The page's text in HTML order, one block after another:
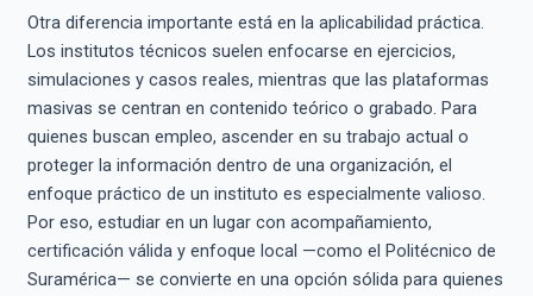
Otra diferencia importante está en la aplicabilidad práctica.
Los institutos técnicos suelen enfocarse en ejercicios,
simulaciones y casos reales, mientras que las plataformas
masivas se centran en contenido teórico o grabado. Para
quienes buscan empleo, ascender en su trabajo actual o
proteger la información dentro de una organización, el
enfoque práctico de un instituto es especialmente valioso.
Por eso, estudiar en un lugar con acompañamiento,
certificación válida y enfoque local —como el Politécnico de
Suramérica— se convierte en una opción sólida para quienes